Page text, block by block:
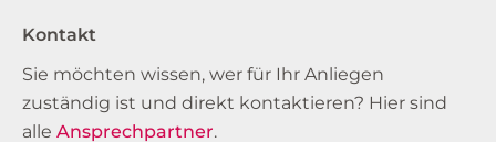
Kontakt
Sie möchten wissen, wer für Ihr Anliegen
zuständig ist und direkt kontaktieren? Hier sind
alle Ansprechpartner.